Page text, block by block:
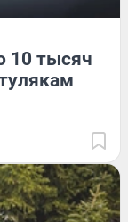
10 тысяч